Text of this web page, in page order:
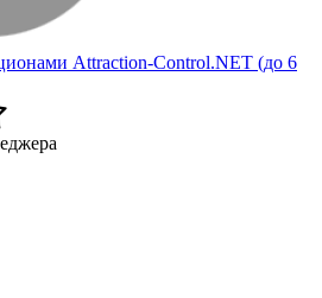
Attraction-Control.NET (до 6